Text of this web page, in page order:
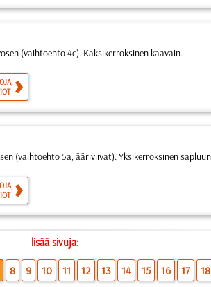
(vaihtoehto 4c). Kaksikerroksinen kaavain.
(vaihtoehto 5a, ääriviivat). Yksikerroksinen
lisää sivuja:
8 9 10 11 12 13 14 15 16 17 18